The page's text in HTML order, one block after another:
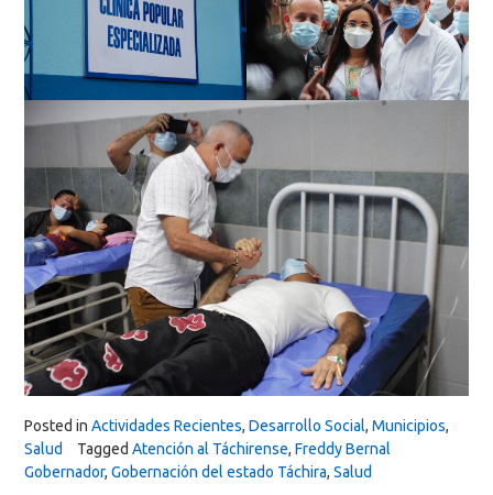
Posted in Actividades Recientes, Desarrollo Social, Municipios,
Salud
Tagged Atención al Táchirense, Freddy Bernal
Gobernador, Gobernación del estado Táchira, Salud